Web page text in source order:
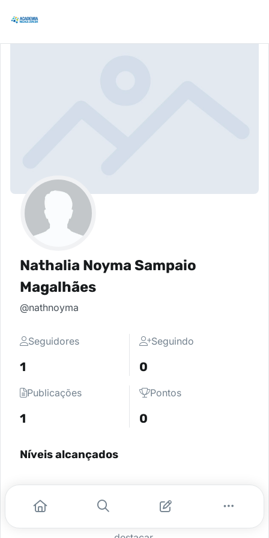
Nathalia Noyma Sampaio
Magalhães
@nathnoyma
Seguidores
1
Seguindo
0
Publicações
1
Pontos
0
Níveis alcançados
peça para o administrador da sua